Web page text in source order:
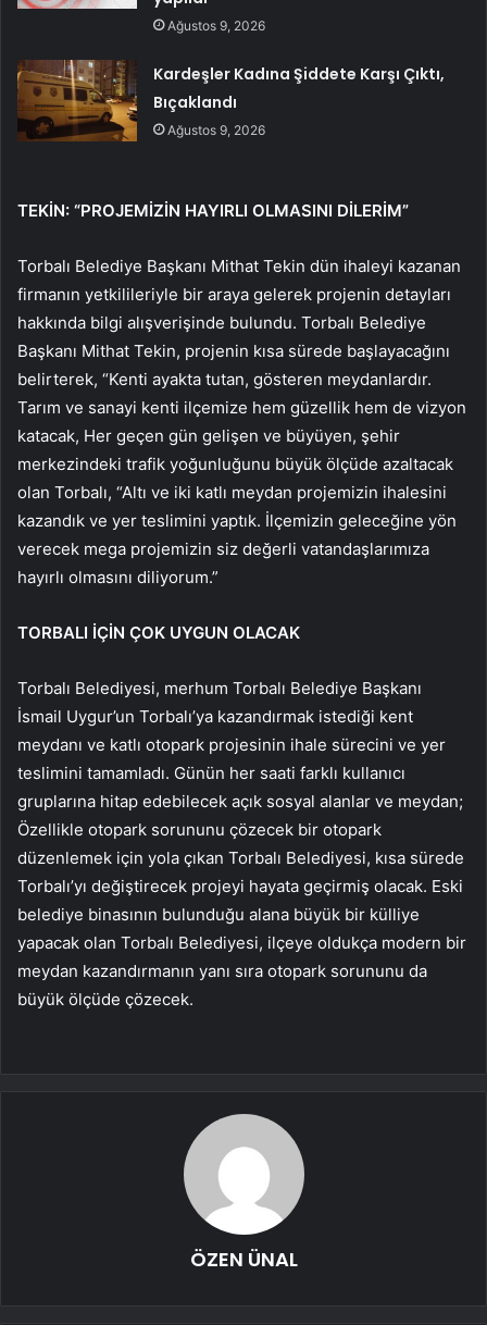
Ağustos 9, 2026
Kardeşler Kadına Şiddete Karşı Çıktı,
Bıçaklandı
Ağustos 9, 2026
TEKİN: “PROJEMİZİN HAYIRLI OLMASINI DİLERİM”
Torbalı Belediye Başkanı Mithat Tekin dün ihaleyi kazanan
firmanın yetkilileriyle bir araya gelerek projenin detayları
hakkında bilgi alışverişinde bulundu. Torbalı Belediye
Başkanı Mithat Tekin, projenin kısa sürede başlayacağını
belirterek, “Kenti ayakta tutan, gösteren meydanlardır.
Tarım ve sanayi kenti ilçemize hem güzellik hem de vizyon
katacak, Her geçen gün gelişen ve büyüyen, şehir
merkezindeki trafik yoğunluğunu büyük ölçüde azaltacak
olan Torbalı, “Altı ve iki katlı meydan projemizin ihalesini
kazandık ve yer teslimini yaptık. İlçemizin geleceğine yön
verecek mega projemizin siz değerli vatandaşlarımıza
hayırlı olmasını diliyorum.”
TORBALI İÇİN ÇOK UYGUN OLACAK
Torbalı Belediyesi, merhum Torbalı Belediye Başkanı
İsmail Uygur’un Torbalı’ya kazandırmak istediği kent
meydanı ve katlı otopark projesinin ihale sürecini ve yer
teslimini tamamladı. Günün her saati farklı kullanıcı
gruplarına hitap edebilecek açık sosyal alanlar ve meydan;
Özellikle otopark sorununu çözecek bir otopark
düzenlemek için yola çıkan Torbalı Belediyesi, kısa sürede
Torbalı’yı değiştirecek projeyi hayata geçirmiş olacak. Eski
belediye binasının bulunduğu alana büyük bir külliye
yapacak olan Torbalı Belediyesi, ilçeye oldukça modern bir
meydan kazandırmanın yanı sıra otopark sorununu da
büyük ölçüde çözecek.
ÖZEN ÜNAL